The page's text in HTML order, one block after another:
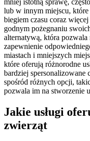
lub w innym miejscu, które
biegiem czasu coraz
godnym pożegnaniu
alternatywą, która
zapewnienie
miastach i mniejszych
które oferują różnorodne
bardziej
spośród różnych opcji,
pozwala im na stworzenie
Jakie usługi
zwierząt